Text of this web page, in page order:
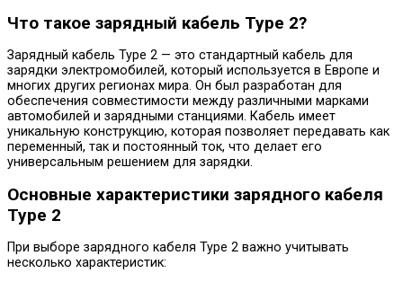
Что такое зарядный кабель Type 2?
Зарядный кабель Type 2 — это стандартный кабель для
зарядки электромобилей, который используется в Европе и
многих других регионах мира. Он был разработан для
обеспечения совместимости между различными марками
автомобилей и зарядными станциями. Кабель имеет
уникальную конструкцию, которая позволяет передавать как
переменный, так и постоянный ток, что делает его
универсальным решением для зарядки.
Основные характеристики зарядного кабеля
Type 2
При выборе зарядного кабеля Type 2 важно учитывать
несколько характеристик: